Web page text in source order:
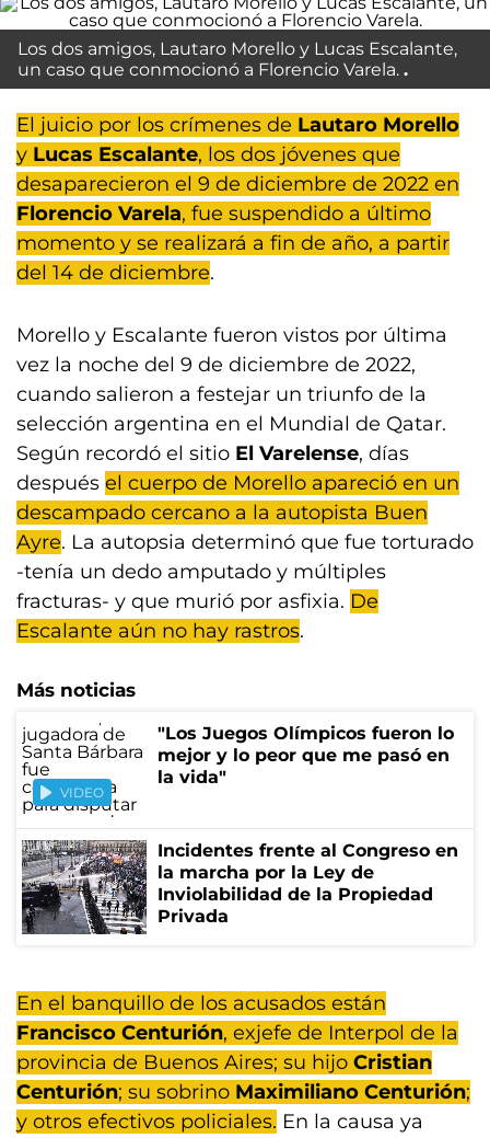
Los dos amigos, Lautaro Morello y Lucas Escalante,
un caso que conmocionó a Florencio Varela.
El juicio por los crímenes de Lautaro Morello
y Lucas Escalante, los dos jóvenes que
desaparecieron el 9 de diciembre de 2022 en
Florencio Varela, fue suspendido a último
momento y se realizará a fin de año, a partir
del 14 de diciembre.
Morello y Escalante fueron vistos por última
vez la noche del 9 de diciembre de 2022,
cuando salieron a festejar un triunfo de la
selección argentina en el Mundial de Qatar.
Según recordó el sitio El Varelense, días
después el cuerpo de Morello apareció en un
descampado cercano a la autopista Buen
Ayre. La autopsia determinó que fue torturado
-tenía un dedo amputado y múltiples
fracturas- y que murió por asfixia. De
Escalante aún no hay rastros.
Más noticias
VIDEO
"Los Juegos Olímpicos fueron lo
mejor y lo peor que me pasó en
la vida"
Incidentes frente al Congreso en
la marcha por la Ley de
Inviolabilidad de la Propiedad
Privada
En el banquillo de los acusados están
Francisco Centurión, exjefe de Interpol de la
provincia de Buenos Aires; su hijo Cristian
Centurión; su sobrino Maximiliano Centurión;
y otros efectivos policiales. En la causa ya